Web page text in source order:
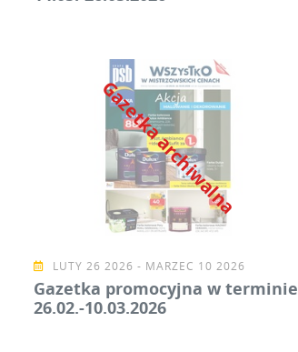
Gazetka archiwalna
LUTY 26 2026 - MARZEC 10 2026
Gazetka promocyjna w terminie
26.02.-10.03.2026